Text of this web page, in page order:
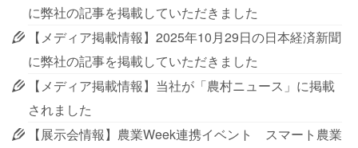
に弊社の記事を掲載していただきました
【メディア掲載情報】2025年10月29日の日本経済新聞
に弊社の記事を掲載していただきました
【メディア掲載情報】当社が「農村ニュース」に掲載
されました
【展示会情報】農業Week連携イベント スマート農業